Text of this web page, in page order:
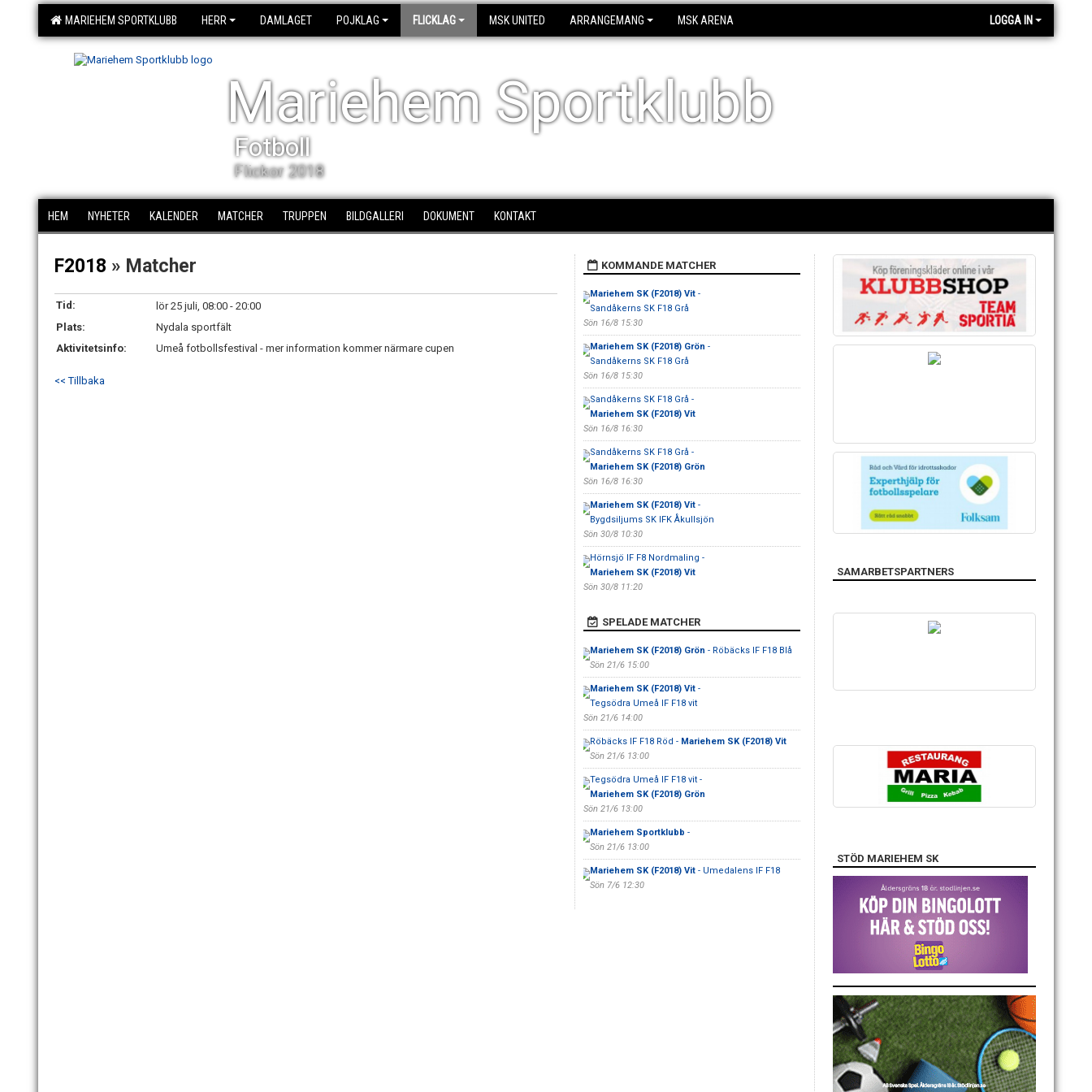
MARIEHEM SPORTKLUBB HERR DAMLAGET POJKLAG FLICKLAG MSK UNITED ARRANGEMANG MSK ARENA LOGGA IN
Mariehem Sportklubb
Fotboll
Flickor 2018
HEM NYHETER KALENDER MATCHER TRUPPEN BILDGALLERI DOKUMENT KONTAKT
F2018 » Matcher
Tid:
lör 25 juli, 08:00 - 20:00
Plats:
Nydala sportfält
Aktivitetsinfo:
Umeå fotbollsfestival - mer information kommer närmare cupen
<< Tillbaka
KOMMANDE MATCHER
Mariehem SK (F2018) Vit-
Sandåkerns SK F18 Grå
Sön 16/8 15:30
Mariehem SK (F2018) Grön -
Sandåkerns SK F18 Grå
Sön 16/8 15:30
Sandåkerns SK F18 Grå -
Mariehem SK (F2018) Vit
Sön 16/8 16:30
Sandåkerns SK F18 Grå -
Mariehem SK (F2018) Grön
Sön 16/8 16:30
Mariehem SK (F2018) Vit-
Bygdsiljums SK IFK Åkullsjön
Sön 30/8 10:30
Hörnsjö IF F8 Nordmaling -
Mariehem SK (F2018) Vit
Sön 30/8 11:20
SPELADE MATCHER
Mariehem SK (F2018) Grön - Röbäcks IF F18 Blå
Sön 21/6 15:00
Mariehem SK (F2018) Vit-
Tegsödra Umeå IF F18 vit
Sön 21/6 14:00
Röbäcks IF F18 Röd - Mariehem SK (F2018) Vit
Sön 21/6 13:00
Tegsödra Umeå IF F18 vit -
Mariehem SK (F2018) Grön
Sön 21/6 13:00
Mariehem Sportklubb -
Sön 21/6 13:00
Mariehem SK (F2018) Vit- Umedalens IF F18
Sön 7/6 12:30
SAMARBETSPARTNERS
STÖD MARIEHEM SK